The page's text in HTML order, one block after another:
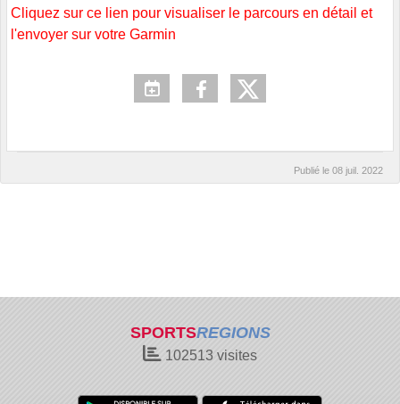
Cliquez sur ce lien pour visualiser le parcours en détail et
l'envoyer sur votre Garmin
Publié le 08 juil. 2022
SPORTSREGIONS
102513 visites